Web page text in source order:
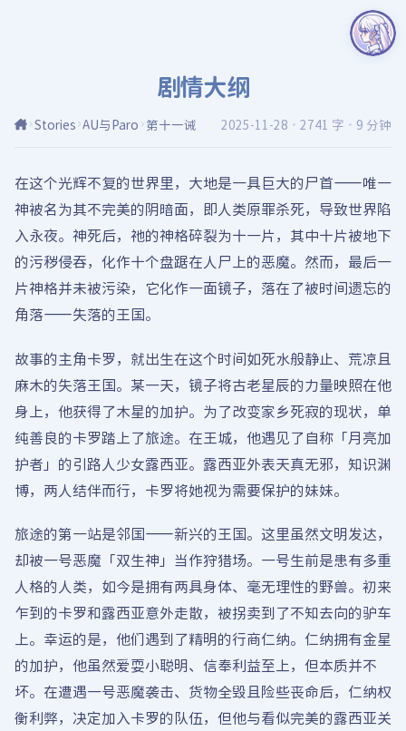
剧情大纲
Stories AU与Paro 第十一诫 2025-11-28 · 2741 字 · 9 分钟
在这个光辉不复的世界里，大地是一具巨大的尸首——唯一
神被名为其不完美的阴暗面，即人类原罪杀死，导致世界陷
入永夜。神死后，祂的神格碎裂为十一片，其中十片被地下
的污秽侵吞，化作十个盘踞在人尸上的恶魔。然而，最后一
片神格并未被污染，它化作一面镜子，落在了被时间遗忘的
角落——失落的王国。
故事的主角卡罗，就出生在这个时间如死水般静止、荒凉且
麻木的失落王国。某一天，镜子将古老星辰的力量映照在他
身上，他获得了木星的加护。为了改变家乡死寂的现状，单
纯善良的卡罗踏上了旅途。在王城，他遇见了自称「月亮加
护者」的引路人少女露西亚。露西亚外表天真无邪，知识渊
博，两人结伴而行，卡罗将她视为需要保护的妹妹。
旅途的第一站是邻国——新兴的王国。这里虽然文明发达，
却被一号恶魔「双生神」当作狩猎场。一号生前是患有多重
人格的人类，如今是拥有两具身体、毫无理性的野兽。初来
乍到的卡罗和露西亚意外走散，被拐卖到了不知去向的驴车
上。幸运的是，他们遇到了精明的行商仁纳。仁纳拥有金星
的加护，他虽然爱耍小聪明、信奉利益至上，但本质并不
坏。在遭遇一号恶魔袭击、货物全毁且险些丧命后，仁纳权
衡利弊，决定加入卡罗的队伍，但他与看似完美的露西亚关